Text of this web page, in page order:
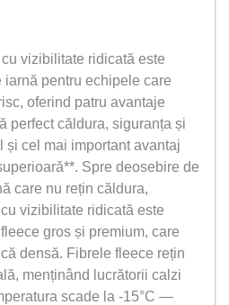
vizibilitate ridicată este
pentru echipele care
oferind patru avantaje
perfect căldura, siguranța și
și cel mai important avantaj
Spre deosebire de
care nu rețin căldura,
vizibilitate ridicată este
gros și premium, care
densă. Fibrele fleece rețin
menținând lucrătorii calzi
scade la -15°C —